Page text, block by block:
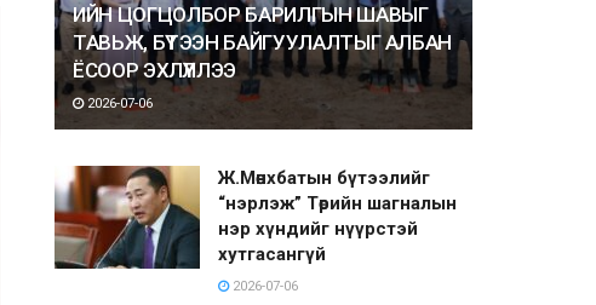
ИЙН ЦОГЦОЛБОР БАРИЛГЫН ШАВЫГ
ТАВЬЖ, БҮТЭЭН БАЙГУУЛАЛТЫГ АЛБАН
ЁСООР ЭХЛҮҮЛЛЭЭ
2026-07-06
Ж.Мөнхбатын бүтээлийг
“нэрлэж” Төрийн шагналын
нэр хүндийг нүүрстэй
хутгасангүй
2026-07-06